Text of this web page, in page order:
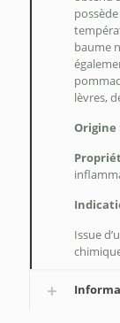
baume
lèvres,
Origine
Issue